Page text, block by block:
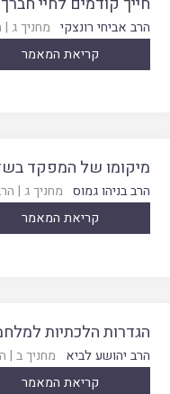
הרב אביחי רונצקי מחניך ג |
קריאת המאמר
מיקומו של המפקד
הרב בניהו גמוס מחניך ג |
קריאת המאמר
הגדרות הלכתיות
הרב יהושע לביא מחניך ב |
קריאת המאמר